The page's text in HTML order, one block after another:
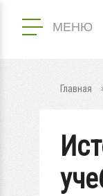
МЕНЮ
Главная